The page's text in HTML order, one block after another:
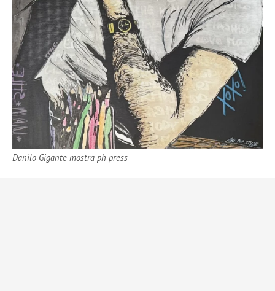
Danilo Gigante mostra ph press